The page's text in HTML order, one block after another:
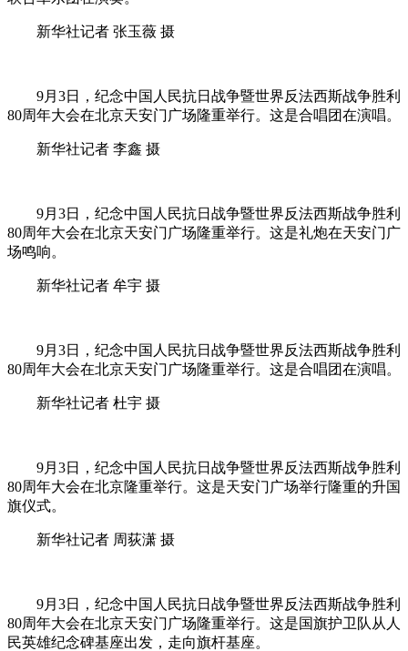
新华社记者 张玉薇 摄
9月3日，纪念中国人民抗日战争暨世界反法西斯战争胜利
80周年大会在北京天安门广场隆重举行。这是合唱团在演唱。
新华社记者 李鑫 摄
9月3日，纪念中国人民抗日战争暨世界反法西斯战争胜利
80周年大会在北京天安门广场隆重举行。这是礼炮在天安门广
场鸣响。
新华社记者 牟宇 摄
9月3日，纪念中国人民抗日战争暨世界反法西斯战争胜利
80周年大会在北京天安门广场隆重举行。这是合唱团在演唱。
新华社记者 杜宇 摄
9月3日，纪念中国人民抗日战争暨世界反法西斯战争胜利
80周年大会在北京隆重举行。这是天安门广场举行隆重的升国
旗仪式。
新华社记者 周荻潇 摄
9月3日，纪念中国人民抗日战争暨世界反法西斯战争胜利
80周年大会在北京天安门广场隆重举行。这是国旗护卫队从人
民英雄纪念碑基座出发，走向旗杆基座。